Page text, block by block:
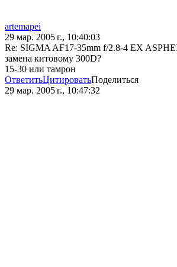
artemapei
29 мар. 2005 г., 10:40:03
Re: SIGMA AF17-35mm f/2.8-4 EX
замена китовому 300D?
15-30 или тамрон
ОтветитьЦитироватьПоделиться
29 мар. 2005 г., 10:47:32